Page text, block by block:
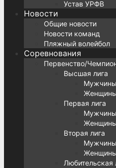
Устав УРФВ
Новости
Общие новости
Новости команд
Пляжный волейбол
Соревнования
Первенство/
Высшая лига
Мужчины
Первая лига
Мужчины
Вторая лига
Мужчины